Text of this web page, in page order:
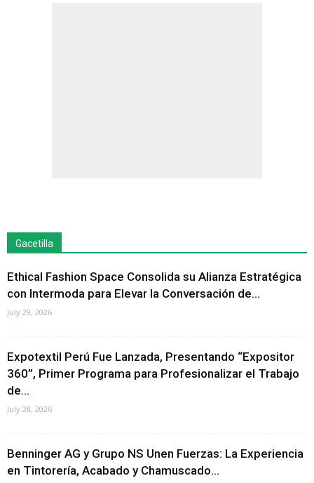
Gacetilla
Ethical Fashion Space Consolida su Alianza Estratégica
con Intermoda para Elevar la Conversación de...
July 29, 2026
Expotextil Perú Fue Lanzada, Presentando “Expositor
360”, Primer Programa para Profesionalizar el Trabajo
de...
July 28, 2026
Benninger AG y Grupo NS Unen Fuerzas: La Experiencia
en Tintorería, Acabado y Chamuscado...